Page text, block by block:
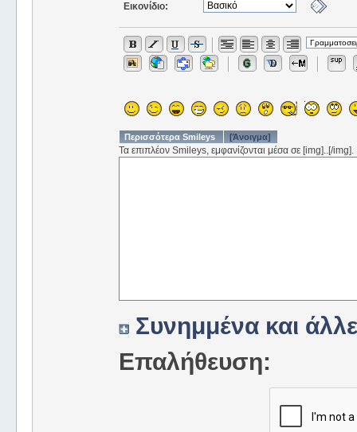
Εικονίδιο:
Περισσότερα Smileys [Άνοιγμα]
Τα επιπλέον Smileys, εμφανίζονται μέσα σε [img]..[/img].
Συνημμένα και
Επαλήθευση: